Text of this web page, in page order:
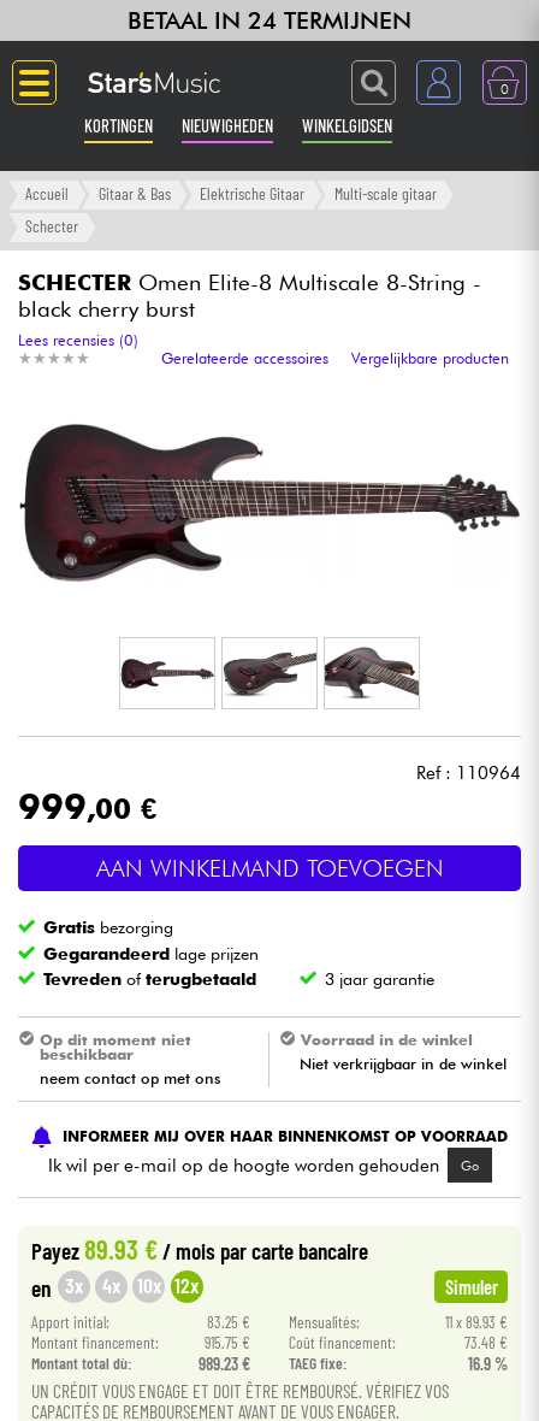
BETAAL IN 24 TERMIJNEN
0
KORTINGEN NIEUWIGHEDEN WINKELGIDSEN
Langue
Versterker & Effecten
Synths & samplers
Home-studio
Hoofdtelefoon
Licht
Drums & percussie
Blaasinstrument
Kinderen
Kabels & toebehoren
HiFi
Sets
Bekijk onze merken
Accueil Gitaar & Bas Elektrische Gitaar
Multi-scale gitaar
Schecter
SCHECTER Omen Elite-8 Multiscale 8-String -
black cherry burst
★ ★ ★ ★ ★
★ ★ ★ ★ ★
Lees recensies (0)
Gerelateerde accessoires
Vergelijkbare producten
Ref : 110964
999,00 €
AAN WINKELMAND TOEVOEGEN
Gratis bezorging
Gegarandeerd lage prijzen
Tevreden ofterugbetaald 3 jaar garantie
Op dit moment niet
beschikbaar
neem contact op met ons
Voorraad in de winkel
Niet verkrijgbaar in de winkel
INFORMEER MIJ OVER HAAR BINNENKOMST OP VOORRAAD
Ik wil per e-mail op de hoogte worden gehouden Go
Payez 89.93 € / mois par carte bancaire
en 3x 4x 10x 12x Simuler
Apport initial: 83.25 € Mensualités:
11 x 89.93 €
Montant financement:
915.75 € Coût financement:
73.48 €
Montant total dù:
989.23 € TAEG fixe: 16.9 %
UN CRÉDIT VOUS ENGAGE ET DOIT ÊTRE REMBOURSÉ. VÉRIFIEZ VOS
CAPACITÉS DE REMBOURSEMENT AVANT DE VOUS ENGAGER.